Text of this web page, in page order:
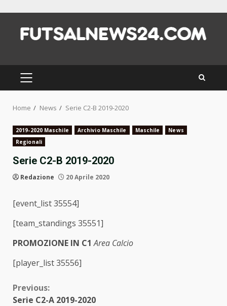
content
PRIMARY
MENU
Home News Serie C2-B 2019-2020
2019-2020 Maschile Archivio Maschile Maschile
News
Regionali
Serie C2-B 2019-2020
Redazione 20 Aprile 2020
[event_list 35554]
[team_standings 35551]
PROMOZIONE IN C1Area Calcio
[player_list 35556]
Continue
Previous:
Serie C2-A 2019-2020